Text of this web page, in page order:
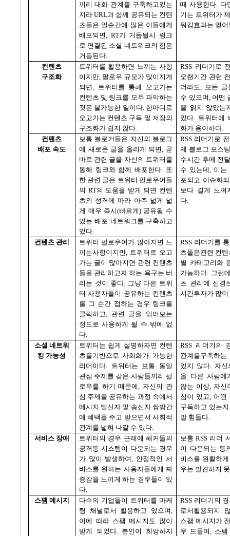
끼리 대화 관계를 구축하고있는
지라 URL과 함께 공유되는 컨텐
츠들은 일순간에 많은 이들에게
배포되면, RT가 거듭될시 링크
로 연결된 소셜 네트워크의 힘은
거듭된다.
때 사용한다. 다
기는 트위터가
워킹효과는 얻
컨텐츠
구조화
트위터를 활용하면 느끼는 사항
이지만,팔로우 규모가 많이지게
되면, 트위터를 통해 오고가는
컨텐츠 및 링크를 모두 파악하는
것은 불가능한 일이다. 한마디로
오고가는 컨텐츠 구독 및 저장의
구조화가 쉽지 않다.
RSS 리더기로
오랜기간 관련
더라도, 모든 글
수 있으며, 어떤
을 읽지 않았는
있다. 트위터에
화가 용이하다.
컨텐츠
배포 속도
보통 블로거들은 자신의 블로그
에 새로운 글을 올리게 되면, 곧
바로 관련 글을 자신의 트위터를
통해 링크와 함께 배포한다. 또
한 관련 글은 트위터 팔로우어들
의 RT의 도움을 받게 되면 컨텐
츠의 성격에 따라 아주 넓게 넓
게 매우 즉시(빠르게) 공유될 수
있는 배포 네트워크를 구축하고
있다.
RSS 리더기로
제 블로그 포스
수시간 후에 전
수 있는데, 이는
포되고 이슈화
보다 길게 느껴
다.
컨텐츠 관리
트위터 팔로우어가 많아지면 느
끼는사항이지만, 트위터로 오고
가는 글이 많아지면 관련 컨텐츠
들을 관리하고자 하는 욕구는 버
리는 것이 좋다. 그냥 다른 트위
터 사용자들이 공유하는 컨텐츠
를 그 순간 접하는 경우 링크를
클릭하고, 관련 글을 읽어보는
정도로 사용하게 될 수 밖에 없
다.
RSS 리더기를
츠들은관련 컨
별 카테고리화
가능하다. 그런
츠 관리에 신경
시간투자가 많
소셜 네트워
킹 가능성
트위터는 쉽게 설명하자면 컨텐
츠를기반으로 사회화가 가능한
리더이다. 트위터는 보통 동일
관심 주제를 갖은 사람들끼리 팔
로우를 하기 때문에,자신의 관
심 주제를 공유하는 과정 속에서
메시지 발신자 및 송신자 쌍방간
에 혜택을 주고 받으면서 사회적
관계를 넓혀 나갈 수 있다.
RSS 리더기의
관계를구축하
있지 않다. 자신
을 다른 사람에
않는 이상, 자신
심이 있고, 어떤
구독하고 있는
말 힘들다.
서비스 장애
트위터의 경우 근래에 해커들의
공격등 시스템이 다운되는 경우
가 많이 발생하여, 안정적인 서
비스를 원하는 사용자들에게 짜
증감을 느끼게 하는 경우들이 있
다.
보통RSS 리더
이 다운되는 등
비스를 원활하
우는 발견하지
스팸 메시지
다수의 기업들이 트위터를 마케
팅 채널로서 활용하고 있으며,
이에 따라 스팸 메시지도 많이
받게 되었다. 본인이 희망하지
RSS 리더기의
로서활용되지
스팸 메시지가
우 드물며, 스